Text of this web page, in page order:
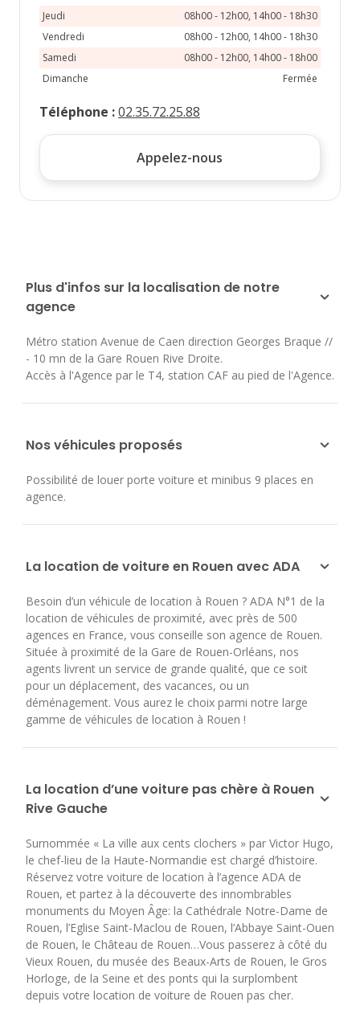
Jeudi
08h00 - 12h00, 14h00 - 18h30
Vendredi
08h00 - 12h00, 14h00 - 18h30
Samedi
08h00 - 12h00, 14h00 - 18h00
Dimanche
Fermée
Téléphone :02.35.72.25.88
Appelez-nous
Plus d'infos sur la localisation de notre
agence
Métro station Avenue de Caen direction Georges Braque //
- 10 mn de la Gare Rouen Rive Droite.
Accès à l'Agence par le T4, station CAF au pied de l'Agence.
Nos véhicules proposés
Possibilité de louer porte voiture et minibus 9 places en
agence.
La location de voiture en Rouen avec ADA
Besoin d’un véhicule de location à Rouen ? ADA N°1 de la
location de véhicules de proximité, avec près de 500
agences en France, vous conseille son agence de Rouen.
Située à proximité de la Gare de Rouen-Orléans, nos
agents livrent un service de grande qualité, que ce soit
pour un déplacement, des vacances, ou un
déménagement. Vous aurez le choix parmi notre large
gamme de véhicules de location à Rouen !
La location d’une voiture pas chère à Rouen
Rive Gauche
Surnommée « La ville aux cents clochers » par Victor Hugo,
le chef-lieu de la Haute-Normandie est chargé d’histoire.
Réservez votre voiture de location à l’agence ADA de
Rouen, et partez à la découverte des innombrables
monuments du Moyen Âge: la Cathédrale Notre-Dame de
Rouen, l’Eglise Saint-Maclou de Rouen, l’Abbaye Saint-Ouen
de Rouen, le Château de Rouen…Vous passerez à côté du
Vieux Rouen, du musée des Beaux-Arts de Rouen, le Gros
Horloge, de la Seine et des ponts qui la surplombent
depuis votre location de voiture de Rouen pas cher.